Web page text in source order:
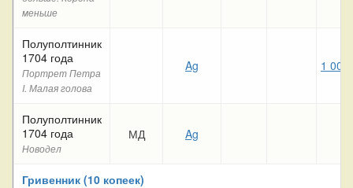
меньше
Полуполтинник
1704 года
Портрет Петра
I. Малая голова
Ag 1 000
Полуполтинник
1704 года
Новодел
МД Ag
Гривенник (10 копеек)